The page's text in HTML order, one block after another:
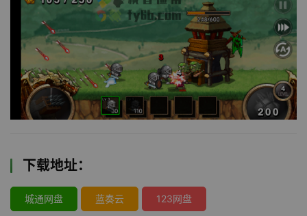
下载地址：
城通网盘 蓝奏云 123网盘